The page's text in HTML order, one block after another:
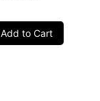
Add to Cart